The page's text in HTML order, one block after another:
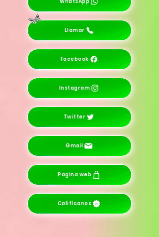
Llamar
Facebook
Instagram
Twitter
Gmail
Pagina web
Califícanos